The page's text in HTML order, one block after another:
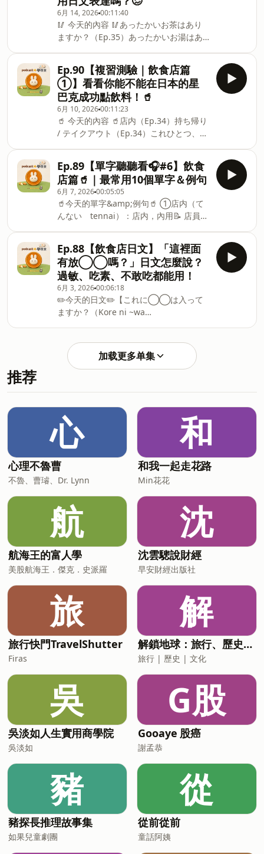
的回答💁🏻‍♀️できますよ。今お持ちいたし
ます。（可以喔，我現在幫您拿過來。）
申し訳ございません。お一人様一杯まで
となっております。（非常抱歉，本店是
一人限一杯。） 🔖 お一人様(ひとりさま)
（ohitorisama）：「一人」的禮貌說法
🔖 一杯(いっぱい)まで（ippai made）：
限一杯 ✂︎ - - 🥕 《無壓力學日文》專用
IG：⁠⁠https://x.gd/KVDFq⁠⁠🎧 互動式
Podcast平台『ActPod』：
https://x.gd/lGDku🐇
yuma_IG： ⁠⁠https://x.gd/R9TYS⁠⁠🎥 y
6月 14, 202600:11:40
🥢 今天的內容 🥢あったかいお茶はあり
ますか？（Ep.35）あったかいお湯はあ
お湯はありますか？氷ぬきにできます
か？（Ep.38）◯◯アレルギーがありま
す（Ep.85）私はベジタリアンです。
◯◯を食べません。（Ep.86）◯◯が
食べられません。（Ep.87）これに◯◯
は入ってますか？（Ep.88） 💁🏻‍♀️ 店員會
說的日文 💁🏻‍♀️すみません、ないですね
（不好意思，沒有耶）できますよ、氷抜
きでご用意しますね（可以喔，我幫您準
備去冰的）えび、入ってます（有放蝦子
喔）明太子は大丈夫ですか？（明太子沒
問題嗎？）明太子が大丈夫でしたら、こ
ちらがおすすめです（如果明太子沒問題
的話，我推薦這個） 🔖 ない（nai）：沒
有🔖 ウーロン茶（u- ron cha）：烏龍茶
🔖 ミックス焼き（mikkusu yaki）：綜合
大阪燒🔖 おすすめ（osusume）：推薦
🔖
Ep.90【複習測驗｜飲食店篇
①】看看你能不能在日本的星
巴克成功點飲料！🥤
6月 10, 202600:11:23
🥤 今天的內容 🥤店内（Ep.34）持ち帰り
/ テイクアウト（Ep.34）これひとつ、お
26）支払い方法（Ep.25、26）現金
（Ep.25、26）カード（Ep.25、26）
💁🏻‍♀️ 店員會說的日文 💁🏻‍♀️いらっしゃいま
せ、店内でお過(す)ごしですか？（請問
要內用嗎？）サイズはいかがなさいます
か？（請問要什麼尺寸呢？）以上(いじょ
う)でよろしいですか（這樣就好了嗎？）
お会計 600円になります（一共是 600 日
圓） 🔖 抹茶クリームフラペチーノ
（Maccha kuri-mu furapechi-no）：抹
茶星冰樂🔖 Short（ショート sho-
to）：小杯🔖 Tall（トール to-ru）：中
杯🔖 Grande（グランデ gurande）：
大杯 ✂︎ - - 🥕 《無壓力學日文》專用
IG：⁠⁠https://x.gd/KVDFq⁠
Ep.89【單字聽聽看🎧#6】飲食
店篇🥤｜最常用10個單字＆例句
6月 7, 202600:05:05
🥤今天的單字&amp;例句🥤 ①店内（て
んない tennai）：店内，內用📝 店員さ
goriyou desuka?）👉 店員：請問您要內
用嗎？ ②持ち帰り（もちかえり
mochikaeri）：外帶📝 持ち帰りでお願
いします。（Mochikaeri de
onegaishimasu.）👉 我要外帶，謝謝。
③あったかい（attakai）：溫的、熱熱
的📝 冬は毎日あったかい飲み物を飲みま
す。（Fuyu wa mainichi attakai
nomimono o nomimasu.）👉 冬天我每
天都會喝溫熱的飲料。 ④冷たい（つめ
たい tsumetai）：冰的、冰涼的📝 冷
bi-ru wa oishii desu!）👉 冰涼bīng
mizu）：水🚰📝 すみません、水くださ
Ep.88【飲食店日文】「這裡面
有放◯◯嗎？」日文怎麼說？
過敏、吃素、不敢吃都能用！
6月 3, 202600:06:18
✏️今天的日文✏️【これに◯◯は入って
ますか？（Kore ni ~wa
に（ni）：表示《存在的地方》的助詞🔖
えび（ebi）：蝦子🦐🔖 〜は（wa：表示
か？（ka?）：疑問的語尾 如果助詞很難
記的話，也可以先這樣說😁👇🏻🐣：これ、
◯◯、入(はい)ってますか？（Kore,
◯◯, haittemasuka?） ✂︎ - - 🥕 《無
壓力學日文》專用
IG：⁠⁠https://x.gd/KVDFq⁠⁠🎧 互動式
Podcast平台『ActPod』：
https://x.gd/lGDku🐇
yuma_IG： ⁠⁠https://x.gd/R9TYS⁠⁠🎥 yuma_YouTube：⁠⁠
加载更多单集
推荐
心
心理不魯曹
不魯、曹璿、Dr. Lynn
和
和我一起走花路
Min花花
航
航海王的富人學
美股航海王．傑克．史派羅
沈
沈雲驄說財經
早安財經出版社
旅
旅行快門TravelShutter
Firas
解
解鎖地球：旅行、歷史、文化
旅行 | 歷史 | 文化
吳
吳淡如人生實用商學院
吳淡如
G股
Gooaye 股癌
謝孟恭
豬
豬探長推理故事集
如果兒童劇團
從
從前從前
童話阿姨